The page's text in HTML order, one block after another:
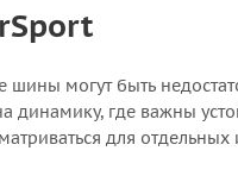
шины могут быть
где важны
для